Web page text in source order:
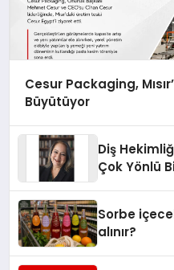
Cesur Packaging,
Büyütüyor
Diş
Çok Yönlü
Sorbe
alınır?